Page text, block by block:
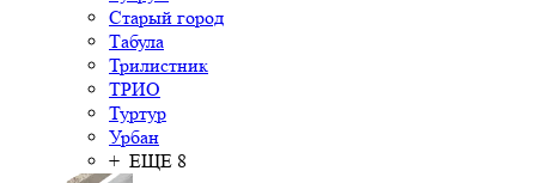
Старый город
Табула
Трилистник
ТРИО
Туртур
Урбан
+ ЕЩЕ 8